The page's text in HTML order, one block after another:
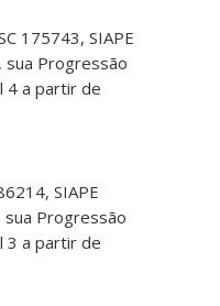
175743, SIAPE
sua Progressão
4 a partir de
SIAPE
sua Progressão
3 a partir de